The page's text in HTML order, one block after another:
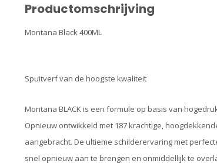
Productomschrijving
Montana Black 400ML
Spuitverf van de hoogste kwaliteit
Montana BLACK is een formule op basis van
Opnieuw ontwikkeld met 187 krachtige,
aangebracht. De ultieme schilderervaring met
snel opnieuw aan te brengen en onmiddellijk te